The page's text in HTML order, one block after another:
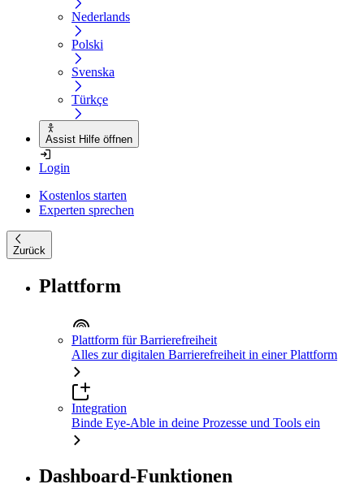
Nederlands
Polski
Svenska
Türkçe
Assist Hilfe öffnen
Login
Kostenlos starten
Experten sprechen
Zurück
Plattform
Plattform für Barrierefreiheit
Alles zur digitalen Barrierefreiheit in einer Plattform
Integration
Binde Eye-Able in deine Prozesse und Tools ein
Dashboard-Funktionen